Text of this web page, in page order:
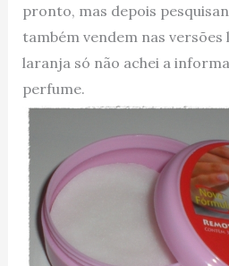
pronto, mas depois
também vendem nas versões
laranja só não achei a
perfume.